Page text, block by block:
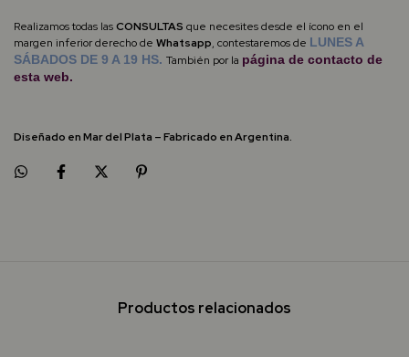
Realizamos todas lasCONSULTAS que necesites desde el ícono en el
margen inferior derecho de Whatsapp, contestaremos de LUNES A
SÁBADOS DE 9 A 19 HS. También por la página de contacto de
esta web.
Diseñado en Mar del Plata – Fabricado en Argentina.
Productos relacionados